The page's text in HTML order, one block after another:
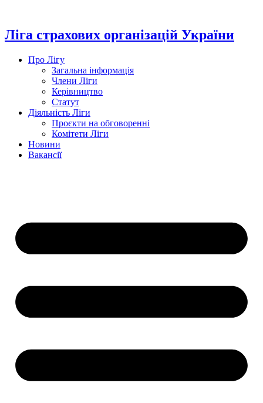
вмісту
Ліга страхових організацій України
Про Лігу
Загальна інформація
Члени Ліги
Керівництво
Статут
Діяльність Ліги
Проєкти на обговоренні
Комітети Ліги
Новини
Вакансії